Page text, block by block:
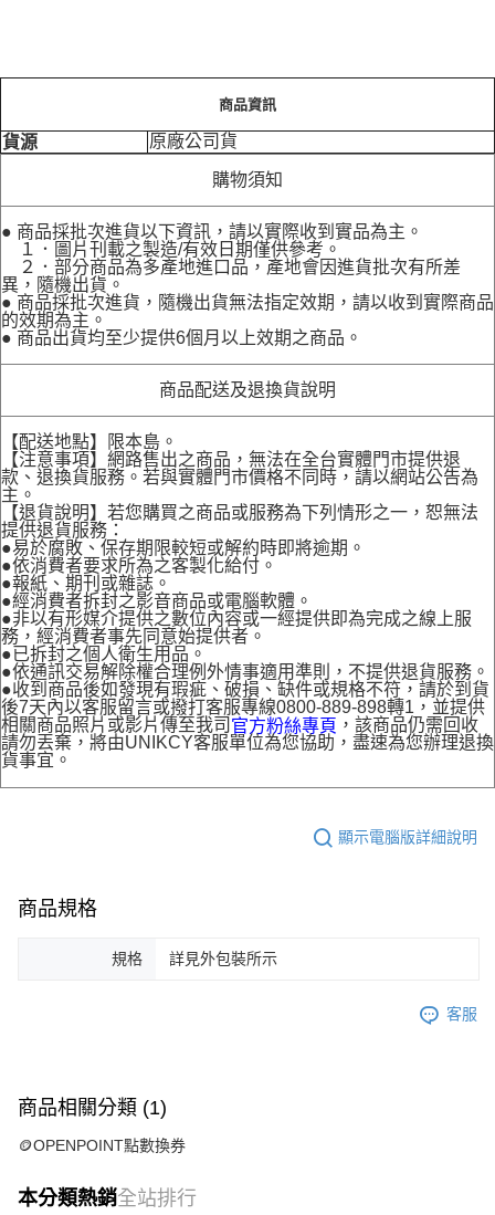
商品資訊
貨源 原廠公司貨
購物須知
● 商品採批次進貨以下資訊，請以實際收到實品為主。
１．圖片刊載之製造/有效日期僅供參考。
２．部分商品為多產地進口品，產地會因進貨批次有所差
異，隨機出貨。
● 商品採批次進貨，隨機出貨無法指定效期，請以收到實際商品
的效期為主。
● 商品出貨均至少提供6個月以上效期之商品。
商品配送及退換貨說明
【配送地點】限本島。
【注意事項】網路售出之商品，無法在全台實體門市提供退
款、退換貨服務。若與實體門市價格不同時，請以網站公告為
主。
【退貨說明】若您購買之商品或服務為下列情形之一，恕無法
提供退貨服務：
●易於腐敗、保存期限較短或解約時即將逾期。
●依消費者要求所為之客製化給付。
●報紙、期刊或雜誌。
●經消費者拆封之影音商品或電腦軟體。
●非以有形媒介提供之數位內容或一經提供即為完成之線上服
務，經消費者事先同意始提供者。
●已拆封之個人衛生用品。
●依通訊交易解除權合理例外情事適用準則，不提供退貨服務。
●收到商品後如發現有瑕疵、破損、缺件或規格不符，請於到貨
後7天內以客服留言或撥打客服專線0800-889-898轉1，並提供
相關商品照片或影片傳至我司 官方粉絲專頁 ，該商品仍需回收
請勿丟棄，將由UNIKCY客服單位為您協助，盡速為您辦理退換
貨事宜。
顯示電腦版詳細說明
商品規格
規格 詳見外包裝所示
客服
商品相關分類 (1)
🪙OPENPOINT點數換券
本分類熱銷全站排行